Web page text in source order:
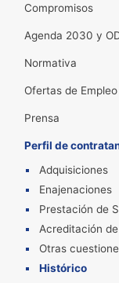
Compromisos
Agenda 2030 y
Normativa
Ofertas de Empleo
Prensa
Perfil de
Adquisiciones
Enajenaciones
Prestación de
Acreditación
Otras
Histórico